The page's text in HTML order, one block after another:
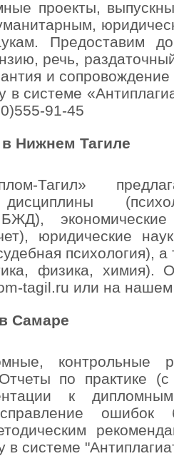
проекты,
Предоставим
речь,
и
в системе
91-45
Нижнем Тагиле
Тагил»
дисциплины
юридические
психология),
физика, химия).
tagil.ru или на
Самаре
контрольные
по практике
к
ошибок
в системе